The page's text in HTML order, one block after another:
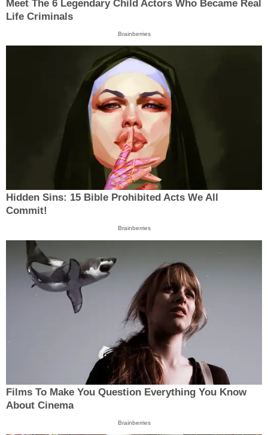
Meet The 6 Legendary Child Actors Who Became Real
Life Criminals
Brainberries
Hidden Sins: 15 Bible Prohibited Acts We All
Commit!
Brainberries
Films To Make You Question Everything You Know
About Cinema
Brainberries